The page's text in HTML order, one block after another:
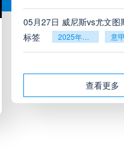
标签
2025年5月26日
查看更多